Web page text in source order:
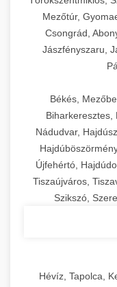
Mezőtúr,
Csongrád,
Jászfényszaru,
Békés,
Biharkeresztes,
Nádudvar,
Újfehértó,
Tiszaújváros,
Szikszó,
Hévíz, Tapolca,